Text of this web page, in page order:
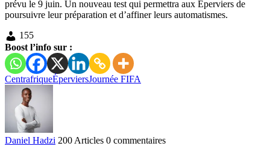
prévu le 9 juin. Un nouveau test qui permettra aux Éperviers de
poursuivre leur préparation et d’affiner leurs automatismes.
155
Boost l’info sur :
CentrafriqueÉperviersJournée FIFA
Daniel Hadzi 200 Articles 0 commentaires